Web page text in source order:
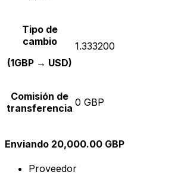
Tipo de
cambio
(1GBP → USD)
1.333200
Comisión de
transferencia 0 GBP
Enviando 20,000.00 GBP
Proveedor